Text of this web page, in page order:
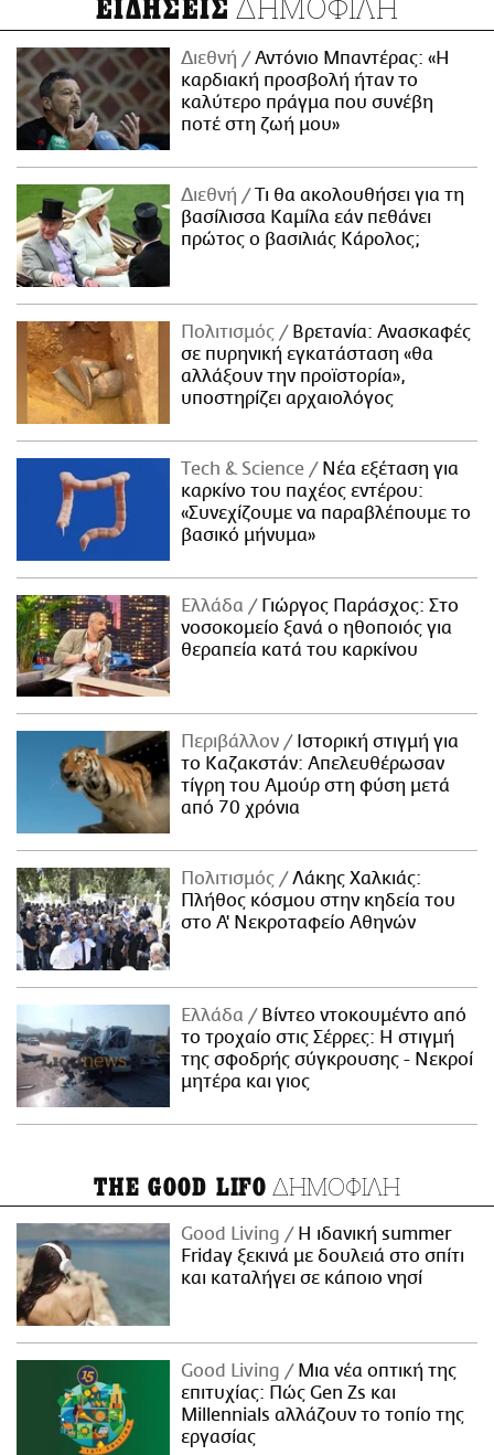
ΕΙΔΗΣΕΙΣ
Διεθνή
Αντόνιο Μπαντέρας: «Η
καρδιακή προσβολή ήταν το
καλύτερο πράγμα που συνέβη
ποτέ στη ζωή μου»
Διεθνή
Τι θα ακολουθήσει για τη
βασίλισσα Καμίλα εάν πεθάνει
πρώτος ο βασιλιάς Κάρολος;
Πολιτισμός
Βρετανία: Ανασκαφές
σε πυρηνική εγκατάσταση «θα
αλλάξουν την προϊστορία»,
υποστηρίζει αρχαιολόγος
Τech & Science
Νέα εξέταση για
καρκίνο του παχέος εντέρου:
«Συνεχίζουμε να παραβλέπουμε το
βασικό μήνυμα»
Ελλάδα
Γιώργος Παράσχος: Στο
νοσοκομείο ξανά ο ηθοποιός για
θεραπεία κατά του καρκίνου
Περιβάλλον
Ιστορική στιγμή για
το Καζακστάν: Απελευθέρωσαν
τίγρη του Αμούρ στη φύση μετά
από 70 χρόνια
Πολιτισμός
Λάκης Χαλκιάς:
Πλήθος κόσμου στην κηδεία του
στο Α' Νεκροταφείο Αθηνών
Ελλάδα
Βίντεο ντοκουμέντο από
το τροχαίο στις Σέρρες: Η στιγμή
της σφοδρής σύγκρουσης - Νεκροί
μητέρα και γιος
THE GOOD LIFO ΔΗΜΟΦΙΛΗ
Good Living
Η ιδανική summer
Friday ξεκινά με δουλειά στο σπίτι
και καταλήγει σε κάποιο νησί
Good Living
Μια νέα οπτική της
επιτυχίας: Πώς Gen Zs και
Millennials αλλάζουν το τοπίο της
εργασίας